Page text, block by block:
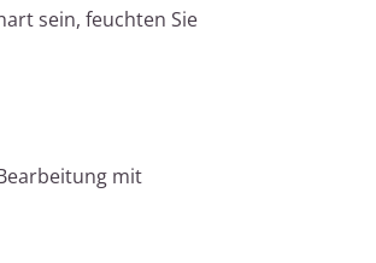
sein, feuchten Sie
mit